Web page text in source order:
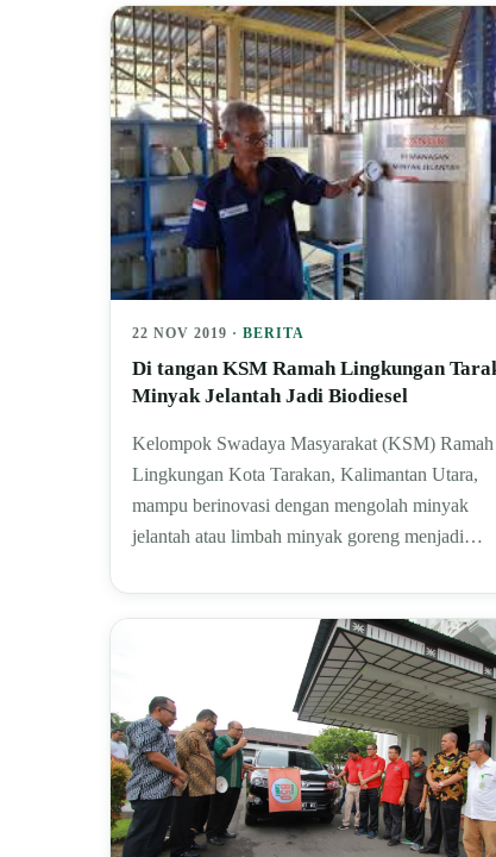
22 NOV 2019 · BERITA
Di tangan KSM Ramah Lingkungan
Minyak Jelantah Jadi Biodiesel
Kelompok Swadaya Masyarakat (KSM) Ramah
Lingkungan Kota Tarakan, Kalimantan Utara,
mampu berinovasi dengan mengolah minyak
jelantah atau limbah minyak goreng menjadi…